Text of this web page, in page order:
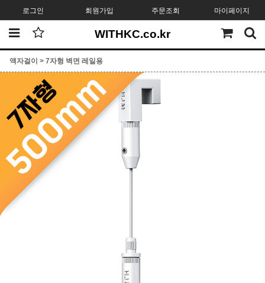
로그인 회원가입 주문조회 마이페이지
WITHKC.co.kr
액자걸이 > 7자형 벽면 레일용